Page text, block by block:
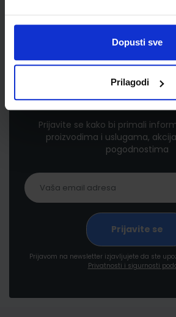
Dopusti sve
Prilagodi
Newsletter
Prijavite se kako bi primali
proizvodima i uslugama,
pogodnostima
Prijavom na newsletter izjavljujete da ste
Privatnosti i sigurnosti